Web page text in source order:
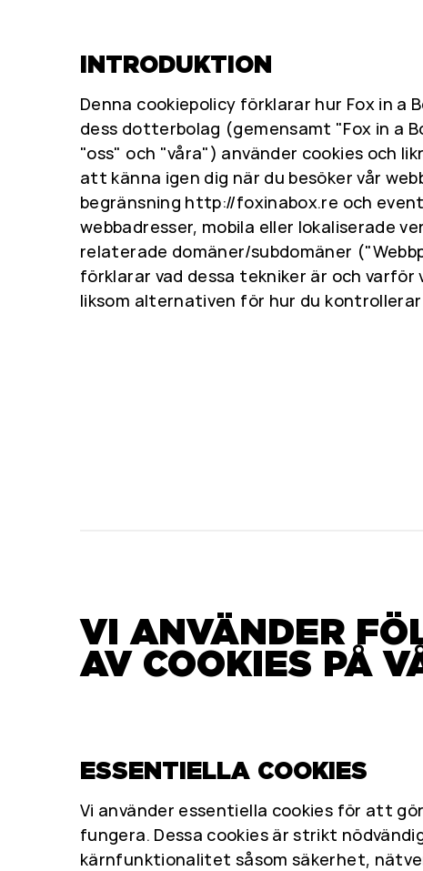
INTRODUKTION
Denna cookiepolicy förklarar hur Fox in a
dess dotterbolag (gemensamt "Fox in a
"oss" och "våra") använder cookies och
att känna igen dig när du besöker vår
begränsning http://foxinabox.re och
webbadresser, mobila eller lokaliserade
relaterade domäner/subdomäner
förklarar vad dessa tekniker är och varför
liksom alternativen för hur du kontrollerar
VI ANVÄNDER
AV COOKIES PÅ
ESSENTIELLA COOKIES
Vi använder essentiella cookies för att
fungera. Dessa cookies är strikt
kärnfunktionalitet såsom säkerhet,